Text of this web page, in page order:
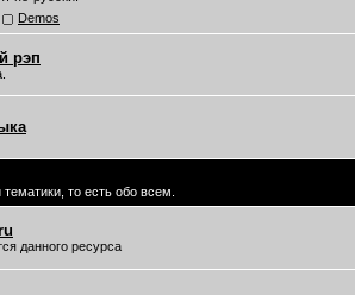
Demos
рэп
то есть обо всем.
данного ресурса